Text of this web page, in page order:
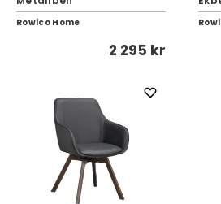
Rowico Home
2 295 kr